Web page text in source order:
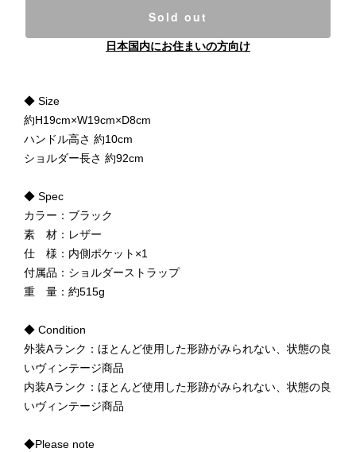
Sold out
日本国内にお住まいの方向け
◆ Size
約H19cm×W19cm×D8cm
ハンドル高さ 約10cm
ショルダー長さ 約92cm
◆ Spec
カラー：ブラック
素 材：レザー
仕 様：内側ポケット×1
付属品：ショルダーストラップ
重 量：約515g
◆ Condition
外装Aランク：ほとんど使用した形跡がみられない、状態の良
いヴィンテージ商品
内装Aランク：ほとんど使用した形跡がみられない、状態の良
いヴィンテージ商品
◆Please note